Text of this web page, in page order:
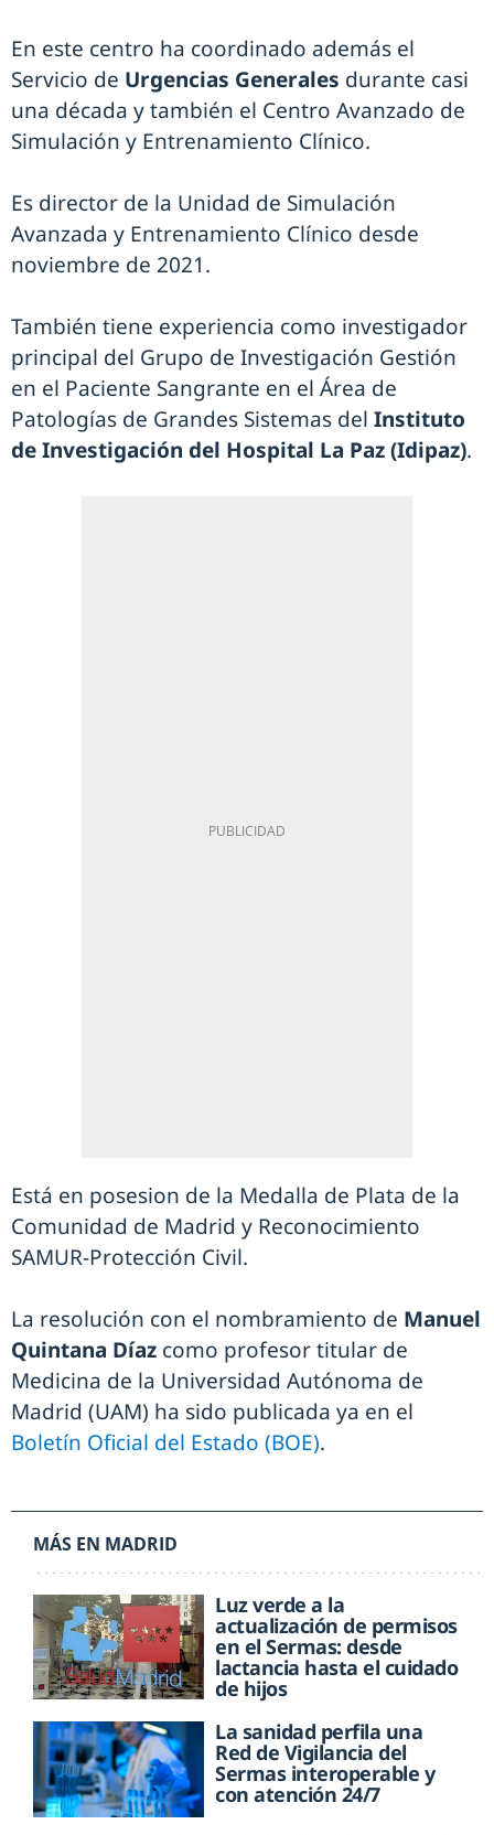
En este centro ha coordinado además el
Servicio de Urgencias Generales durante casi
una década y también el Centro Avanzado de
Simulación y Entrenamiento Clínico.
Es director de la Unidad de Simulación
Avanzada y Entrenamiento Clínico desde
noviembre de 2021.
También tiene experiencia como investigador
principal del Grupo de Investigación Gestión
en el Paciente Sangrante en el Área de
Patologías de Grandes Sistemas del Instituto
de Investigación del Hospital La Paz (Idipaz).
Está en posesion de la Medalla de Plata de la
Comunidad de Madrid y Reconocimiento
SAMUR-Protección Civil.
La resolución con el nombramiento de Manuel
Quintana Díaz como profesor titular de
Medicina de la Universidad Autónoma de
Madrid (UAM) ha sido publicada ya en el
Boletín Oficial del Estado (BOE).
MÁS EN MADRID
Luz verde a la
actualización de permisos
en el Sermas: desde
lactancia hasta el cuidado
de hijos
La sanidad perfila una
Red de Vigilancia del
Sermas interoperable y
con atención 24/7